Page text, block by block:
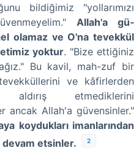
bildiğimiz "yollarımızı
Allah'a gü­
olamaz ve O'na tevekkül
yoktur. "Bize ettiğiniz
Bu kavil, mah-zuf bir
ve kâfirlerden
etmediklerini
ancak Allah'a güvensinler."
koydukları imanlarından
etsinler.
2